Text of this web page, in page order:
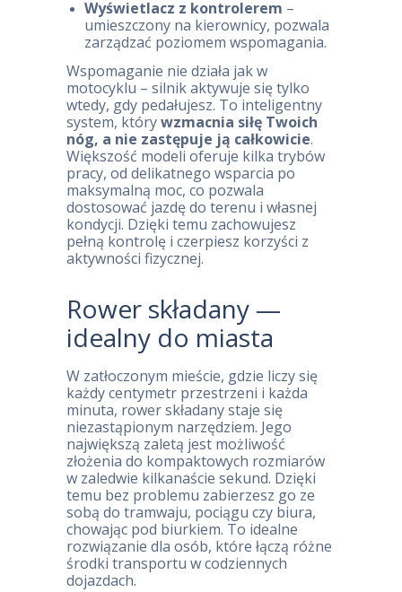
Wyświetlacz z kontrolerem –
umieszczony na kierownicy, pozwala
zarządzać poziomem wspomagania.
Wspomaganie nie działa jak w
motocyklu – silnik aktywuje się tylko
wtedy, gdy pedałujesz. To inteligentny
system, którywzmacnia siłę Twoich
nóg, a nie zastępuje ją całkowicie.
Większość modeli oferuje kilka trybów
pracy, od delikatnego wsparcia po
maksymalną moc, co pozwala
dostosować jazdę do terenu i własnej
kondycji. Dzięki temu zachowujesz
pełną kontrolę i czerpiesz korzyści z
aktywności fizycznej.
Rower składany —
idealny do miasta
W zatłoczonym mieście, gdzie liczy się
każdy centymetr przestrzeni i każda
minuta, rower składany staje się
niezastąpionym narzędziem. Jego
największą zaletą jest możliwość
złożenia do kompaktowych rozmiarów
w zaledwie kilkanaście sekund. Dzięki
temu bez problemu zabierzesz go ze
sobą do tramwaju, pociągu czy biura,
chowając pod biurkiem. To idealne
rozwiązanie dla osób, które łączą różne
środki transportu w codziennych
dojazdach.